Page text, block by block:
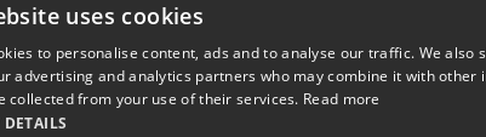
vintage-tee
this product
uses cookies
to personalise content, ads and to analyse our traffic. We
advertising and analytics partners who may combine it with other
collected from your use of their services. Read more